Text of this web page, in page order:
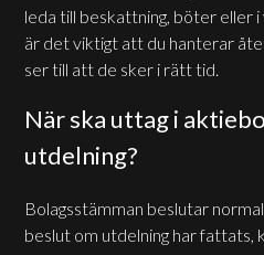
leda till beskattning, böter eller
är det viktigt att du hanterar
ser till att de sker i rätt tid.
När ska uttag i
utdelning?
Bolagsstämman beslutar
beslut om utdelning har fattats,